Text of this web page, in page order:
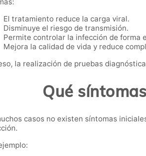
El tratamiento reduce la carga viral.
Disminuye el riesgo de transmisión.
Permite controlar la infección de forma
Mejora la calidad de vida y reduce
la realización de pruebas
Qué
casos no existen síntomas